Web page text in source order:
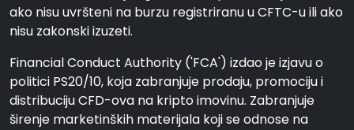
ako nisu uvršteni na burzu registriranu u CFTC-u ili ako
nisu zakonski izuzeti.
Financial Conduct Authority ('FCA') izdao je izjavu o
politici PS20/10, koja zabranjuje prodaju, promociju i
distribuciju CFD-ova na kripto imovinu. Zabranjuje
širenje marketinških materijala koji se odnose na